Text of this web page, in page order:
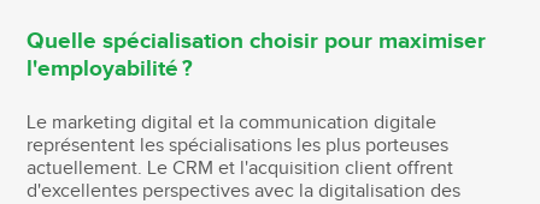
Quelle spécialisation choisir pour maximiser
l'employabilité ?
Le marketing digital et la communication digitale
représentent les spécialisations les plus porteuses
actuellement. Le CRM et l'acquisition client offrent
d'excellentes perspectives avec la digitalisation des